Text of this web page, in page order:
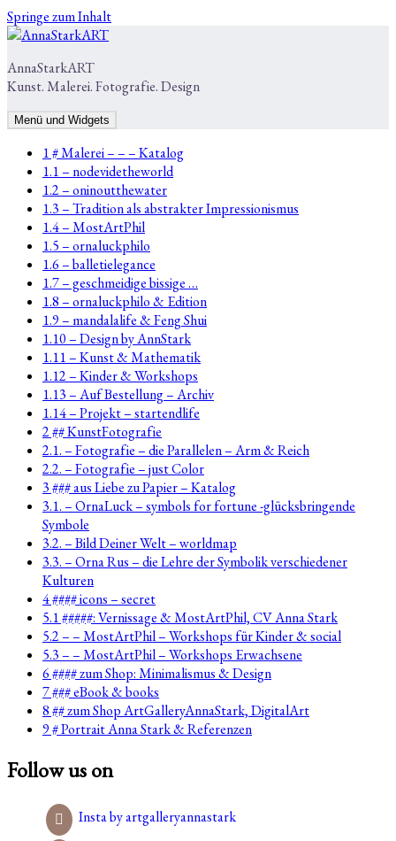
Springe zum Inhalt
AnnaStarkART
Kunst. Malerei. Fotografie. Design
Menü und Widgets
1 # Malerei – – – Katalog
1.1 – nodevidetheworld
1.2 – oninoutthewater
1.3 – Tradition als abstrakter Impressionismus
1.4 – MostArtPhil
1.5 – ornaluckphilo
1.6 – balletielegance
1.7 – geschmeidige bissige …
1.8 – ornaluckphilo & Edition
1.9 – mandalalife & Feng Shui
1.10 – Design by AnnStark
1.11 – Kunst & Mathematik
1.12 – Kinder & Workshops
1.13 – Auf Bestellung – Archiv
1.14 – Projekt – startendlife
2 ## KunstFotografie
2.1. – Fotografie – die Parallelen – Arm & Reich
2.2. – Fotografie – just Color
3 ### aus Liebe zu Papier – Katalog
3.1. – OrnaLuck – symbols for fortune -glücksbringende
Symbole
3.2. – Bild Deiner Welt – worldmap
3.3. – Orna Rus – die Lehre der Symbolik verschiedener
Kulturen
4 #### icons – secret
5.1 #####: Vernissage & MostArtPhil, CV Anna Stark
5.2 – – MostArtPhil – Workshops für Kinder & social
5.3 – – MostArtPhil – Workshops Erwachsene
6 #### zum Shop: Minimalismus & Design
7 ### eBook & books
8 ## zum Shop ArtGalleryAnnaStark, DigitalArt
9 # Portrait Anna Stark & Referenzen
Follow us on
Insta by artgalleryannastark